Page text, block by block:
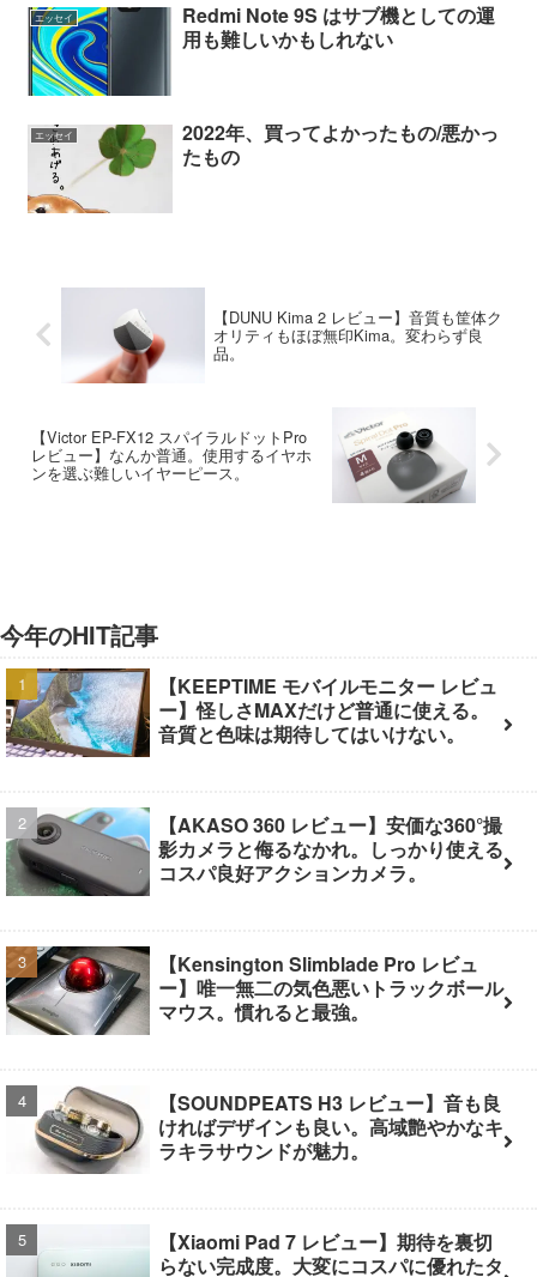
エッセイ
Redmi Note 9S はサブ機としての運
用も難しいかもしれない
エッセイ
2022年、買ってよかったもの/悪かっ
たもの
【DUNU Kima 2 レビュー】音質も筐体ク
オリティもほぼ無印Kima。変わらず良
品。
【Victor EP-FX12 スパイラルドットPro
レビュー】なんか普通。使用するイヤホ
ンを選ぶ難しいイヤーピース。
今年のHIT記事
【KEEPTIME モバイルモニター レビュ
ー】怪しさMAXだけど普通に使える。
音質と色味は期待してはいけない。
【AKASO 360 レビュー】安価な360°撮
影カメラと侮るなかれ。しっかり使える
コスパ良好アクションカメラ。
【Kensington Slimblade Pro レビュ
ー】唯一無二の気色悪いトラックボール
マウス。慣れると最強。
【SOUNDPEATS H3 レビュー】音も良
ければデザインも良い。高域艶やかなキ
ラキラサウンドが魅力。
【Xiaomi Pad 7 レビュー】期待を裏切
らない完成度。大変にコスパに優れたタ